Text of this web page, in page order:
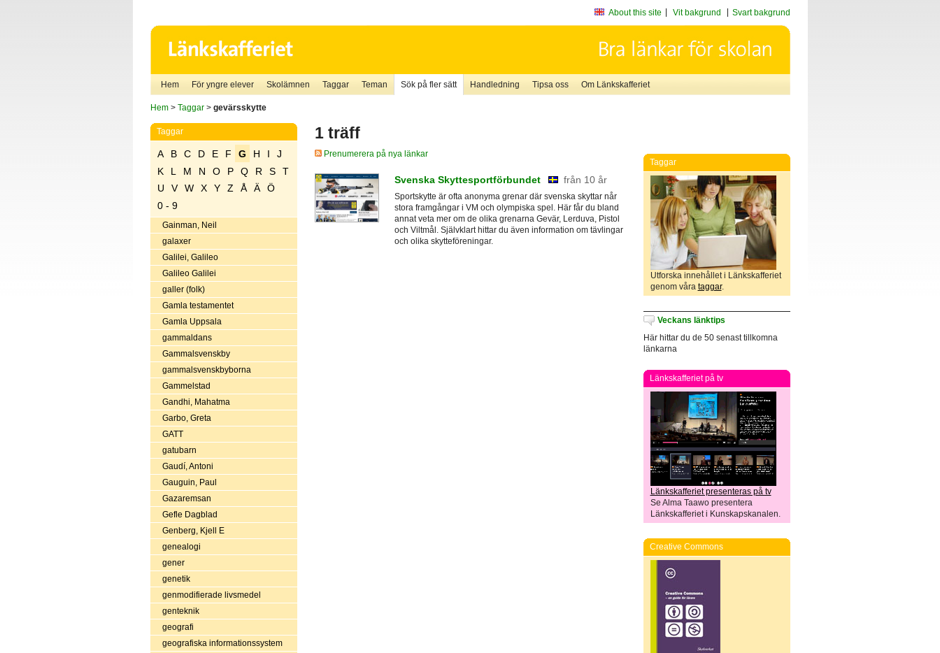
About this site Vit bakgrund Svart bakgrund
Hem För yngre elever Skolämnen Taggar Teman Sök på fler sätt Handledning Tipsa oss Om Länkskafferiet
Hem> Taggar> gevärsskytte
Taggar
A B C D E F G H I
J
K
L M N O P Q R S
T
U
V W X Y Z Å Ä
Ö
0 - 9
Gainman, Neil
galaxer
Galilei, Galileo
Galileo Galilei
galler (folk)
Gamla testamentet
Gamla Uppsala
gammaldans
Gammalsvenskby
gammalsvenskbyborna
Gammelstad
Gandhi, Mahatma
Garbo, Greta
GATT
gatubarn
Gaudí, Antoni
Gauguin, Paul
Gazaremsan
Gefle Dagblad
Genberg, Kjell E
genealogi
gener
genetik
genmodifierade livsmedel
genteknik
geografi
geografiska informationssystem
1 träff
Prenumerera på nya länkar
Svenska Skyttesportförbundet från 10 år
Sportskytte är ofta anonyma grenar där svenska skyttar når
stora framgångar i VM och olympiska spel. Här får du bland
annat veta mer om de olika grenarna Gevär, Lerduva, Pistol
och Viltmål. Självklart hittar du även information om tävlingar
och olika skytteföreningar.
Taggar
Utforska innehållet i Länkskafferiet
genom våra taggar.
Veckans länktips
Här hittar du de 50 senast tillkomna
länkarna
Länkskafferiet på tv
Länkskafferiet presenteras på tv
Se Alma Taawo presentera
Länkskafferiet i Kunskapskanalen.
Creative Commons